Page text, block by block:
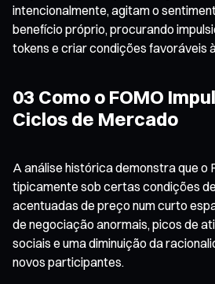
intencionalmente, agitam o
benefício próprio, procurando
tokens e criar condições favoráveis
03 Como o FOMO
Ciclos de Mercado
A análise histórica demonstra que o
tipicamente sob certas condições
acentuadas de preço num curto
de negociação anormais, picos de
sociais e uma diminuição da
novos participantes.